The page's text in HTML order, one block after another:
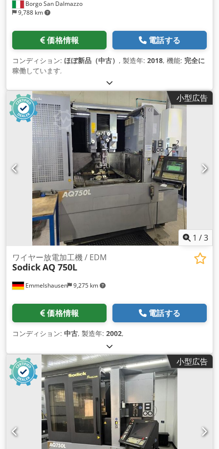
Borgo San Dalmazzo
9,788 km
価格情報 電話する
コンディション: ほぼ新品（中古） , 製造年: 2018, 機能: 完全に
稼働しています,
小型広告
1 /3
Emmelshausen 9,275 km
ワイヤー放電加工機 / EDM
SodickAQ 750L
価格情報 電話する
コンディション: 中古, 製造年: 2002,
小型広告